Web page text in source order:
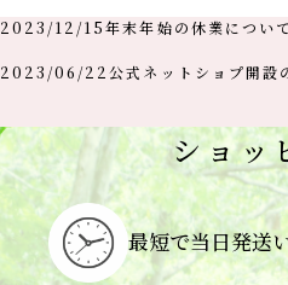
2023/12/15年末年始の休業につい
2023/06/22公式ネットショプ開設
ショッ
最短で当日発送